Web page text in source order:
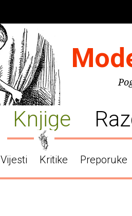
Knjige
Vijesti Kritike Preporuke